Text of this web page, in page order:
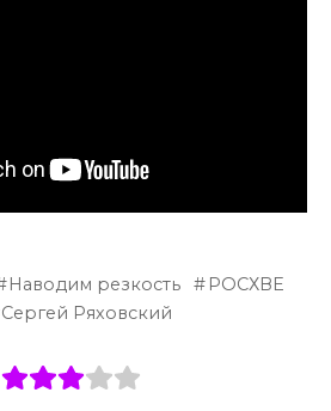
Наводим резкость
РОСХВЕ
Сергей Ряховский